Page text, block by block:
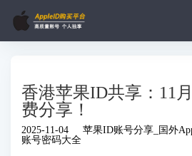
香港苹果ID共享：11
费分享！
2025-11-04 苹果ID账号分享_国外
账号密码大全